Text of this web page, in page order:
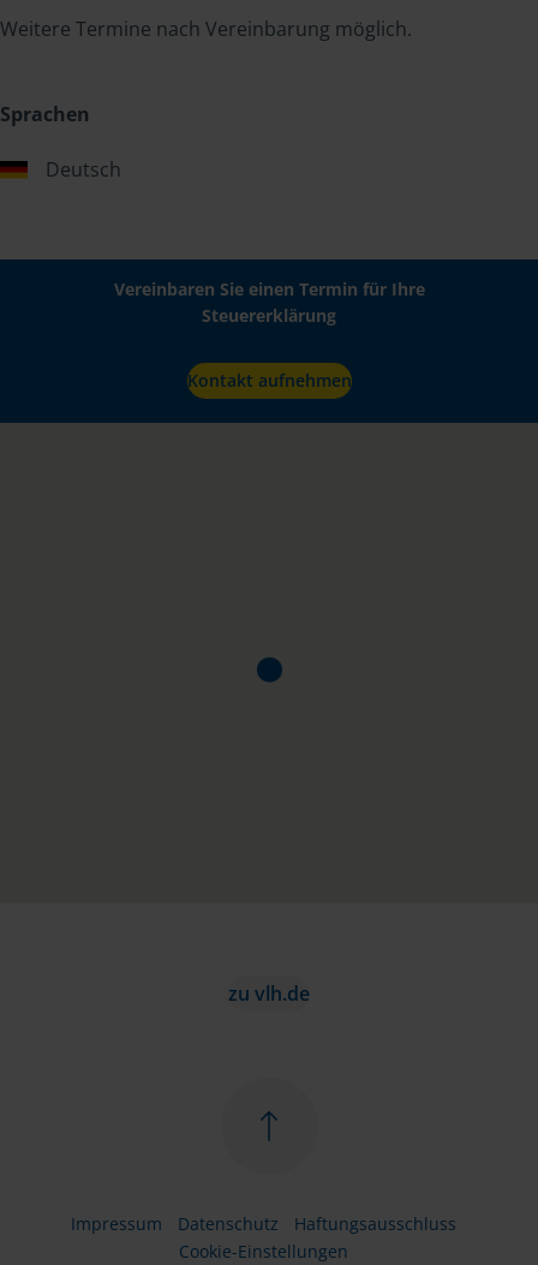
Weitere Termine nach Vereinbarung möglich.
Sprachen
Deutsch
Vereinbaren Sie einen Termin für Ihre
Steuererklärung
Kontakt aufnehmen
zu vlh.de
Impressum Datenschutz
Haftungsausschluss
Cookie-Einstellungen